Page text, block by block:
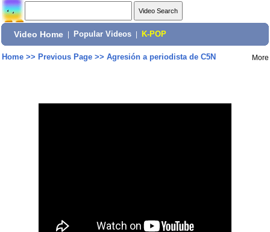
Video Home Popular Videos K-POP
Home>> Previous Page>> Agresión a periodista de C5N More